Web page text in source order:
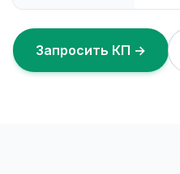
Запросить КП →